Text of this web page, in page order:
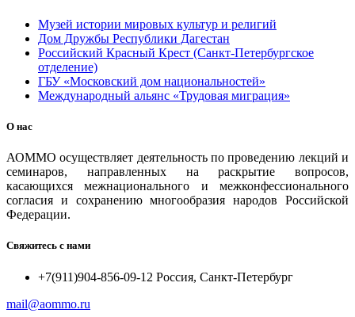
Музей истории мировых культур и религий
Дом Дружбы Республики Дагестан
Российский Красный Крест (Санкт-Петербургское
отделение)
ГБУ «Московский дом национальностей»
Международный альянс «Трудовая миграция»
О нас
АОММО осуществляет деятельность по проведению лекций и
семинаров, направленных на раскрытие вопросов,
касающихся межнационального и межконфессионального
согласия и сохранению многообразия народов Российской
Федерации.
Свяжитесь с нами
+7(911)904-856-09-12 Россия, Санкт-Петербург
mail@aommo.ru